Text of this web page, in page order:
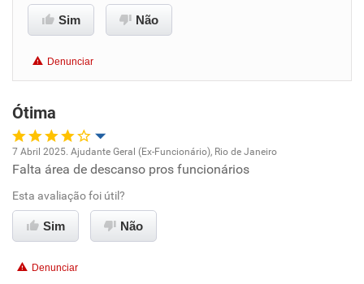
Recomenda esta empresa
Recomenda a diretoria
Sim Não
Denunciar
Ótima
Oportunidade de promoção
Ambiente de trabalho
7 Abril 2025. Ajudante Geral (Ex-Funcionário), Rio de Janeiro
Falta área de descanso pros funcionários
Esta avaliação foi útil?
Sim Não
Denunciar